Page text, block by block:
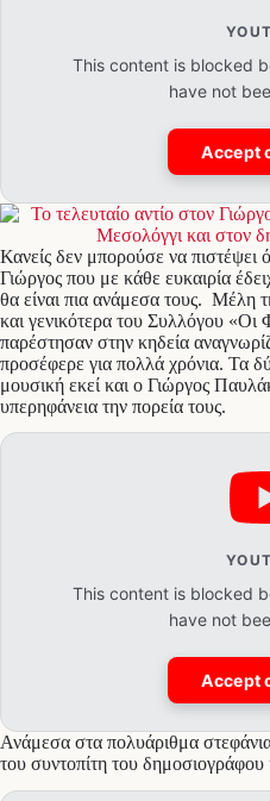
This content is blocked
have not
Accept
Κανείς δεν μπορούσε να πιστέψει
Γιώργος που με κάθε ευκαιρία
θα είναι πια ανάμεσα τους. Μέλη
και γενικότερα του Συλλόγου
παρέστησαν στην κηδεία
προσέφερε για πολλά χρόνια. Τα
μουσική εκεί και ο Γιώργος
υπερηφάνεια την πορεία τους.
This content is blocked
have not
Accept
Ανάμεσα στα πολυάριθμα
του συντοπίτη του